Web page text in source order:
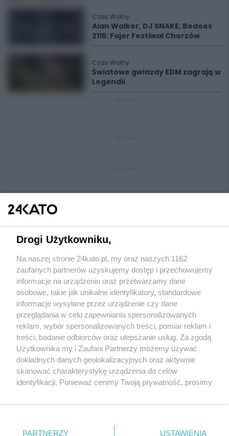
Czas Wolny
Alan Walker, DJ SNAKE, Bedoes
2115: Fajer Festiwal Chorzów
Czas Wolny
Światowe gwiazdy EDM zagrają w
Legendii
Wydawca mediów lokalnych
Nie zapomnij
zapoznać się z:
polityką prywatności regulamin korzystania z portali
Twojemiasto
Piekary Śląskie
Chorzów
Tarnowskie Góry
Gliwice
Skontakuj sięz nami
Kontakt
Wydawca
Redakcja
Drogi Użytkowniku,
Na naszej stronie 24kato.pl, my oraz naszych 1162
zaufanych partnerów uzyskujemy dostęp i przechowujemy
informacje na urządzeniu oraz przetwarzamy dane
osobowe, takie jak unikalne identyfikatory, standardowe
informacje wysyłane przez urządzenie czy dane
przeglądania w celu zapewniania spersonalizowanych
reklam, wybór spersonalizowanych treści, pomiar reklam i
treści, badanie odbiorców oraz ulepszanie usług. Za zgodą
Użytkownika my i Zaufani Partnerzy możemy używać
dokładnych danych geolokalizacyjnych oraz aktywnie
skanować charakterystykę urządzenia do celów
identyfikacji. Ponieważ cenimy Twoją prywatność, prosimy
prywatności znajdujący się w lewym dolnym rogu strony
PARTNERZY USTAWIENIA